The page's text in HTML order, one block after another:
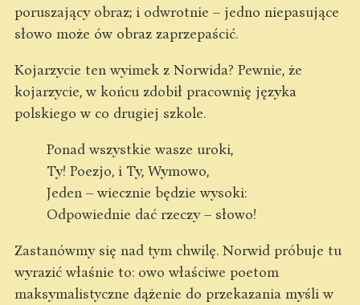
poruszający obraz; i odwrotnie – jedno niepasujące
słowo może ów obraz zaprzepaścić.
Kojarzycie ten wyimek z Norwida? Pewnie, że
kojarzycie, w końcu zdobił pracownię języka
polskiego w co drugiej szkole.
Ponad wszystkie wasze uroki,
Ty! Poezjo, i Ty, Wymowo,
Jeden – wiecznie będzie wysoki:
Odpowiednie dać rzeczy – słowo!
Zastanówmy się nad tym chwilę. Norwid próbuje tu
wyrazić właśnie to: owo właściwe poetom
maksymalistyczne dążenie do przekazania myśli w